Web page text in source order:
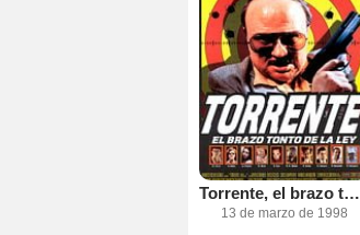
Torrente, el brazo tonto de la ley
13 de marzo de 1998